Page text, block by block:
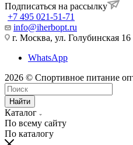
Подписаться на рассылку
+7 495 021-51-71
info@iherbopt.ru
г. Москва, ул. Голубинская 16
WhatsApp
2026 © Спортивное питание
Найти
Каталог
По всему сайту
По каталогу